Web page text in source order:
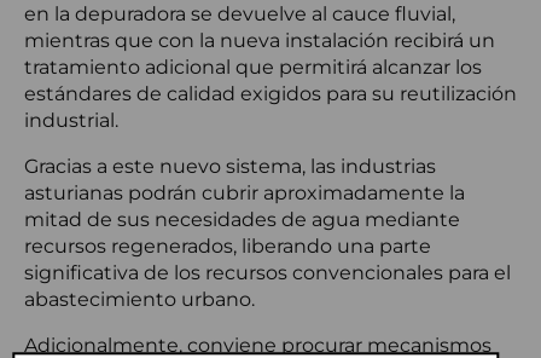
en la depuradora se devuelve al cauce fluvial,
mientras que con la nueva instalación recibirá un
tratamiento adicional que permitirá alcanzar los
estándares de calidad exigidos para su reutilización
industrial.
Gracias a este nuevo sistema, las industrias
asturianas podrán cubrir aproximadamente la
mitad de sus necesidades de agua mediante
recursos regenerados, liberando una parte
significativa de los recursos convencionales para el
abastecimiento urbano.
Adicionalmente, conviene procurar mecanismos